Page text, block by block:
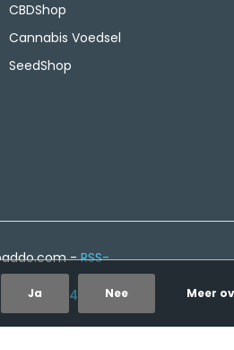
CBDShop
Cannabis Voedsel
SeedShop
-RSS-
4,8
Ja Nee Meer